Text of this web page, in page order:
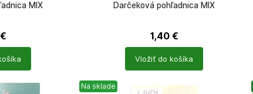
MIX
€
Darčeková pohľadnica MIX
1,40 €
Vložiť do košíka
Na sklade